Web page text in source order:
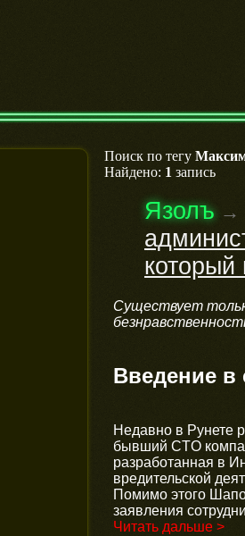
Поиск по тегу
Найдено: 1 запись
Язолъ→
который
Существует
Введение в
Недавно в Рунете
бывший CTO
разработанная в
вредительской
Помимо этого
заявления
Читать дальше >